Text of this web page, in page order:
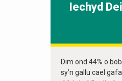
Iechyd
Dim ond 44% o
sy’n gallu cael